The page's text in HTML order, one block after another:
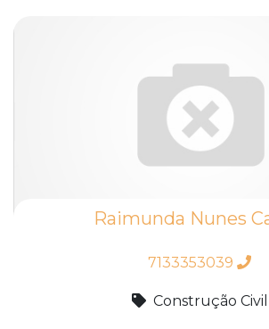
Raimunda Nunes
7133353039
Construção Civil